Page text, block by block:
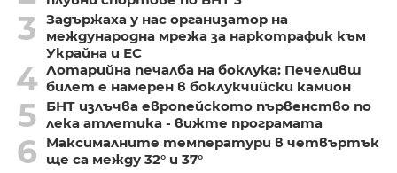
3
Задържаха у нас организатор на
международна мрежа за наркотрафик към
Украйна и ЕС
4 Лотарийна печалба на боклука: Печеливш
билет е намерен в боклукчийски камион
5
БНТ излъчва европейското първенство по
лека атлетика - вижте програмата
6
Максималните температури в четвъртък
ще са между 32° и 37°